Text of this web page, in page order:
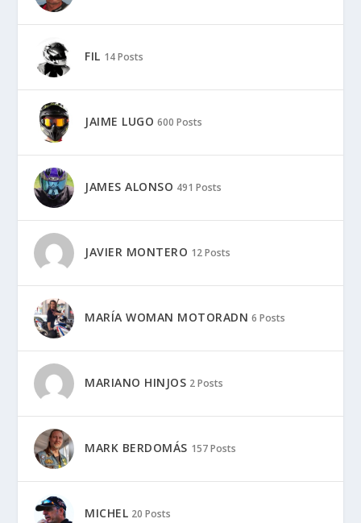
FIL 14 Posts
JAIME LUGO 600 Posts
JAMES ALONSO 491 Posts
JAVIER MONTERO 12 Posts
MARÍA WOMAN MOTORADN 6 Posts
MARIANO HINJOS 2 Posts
MARK BERDOMÁS 157 Posts
MICHEL 20 Posts